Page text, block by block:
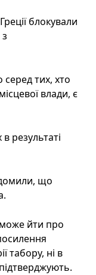
блокували
тих, хто
влади, є
результаті
що
йти про
табору, ні в